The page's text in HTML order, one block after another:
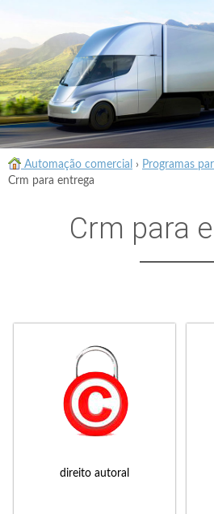
Automação comercial › Programas
Crm para entrega
Crm para
direito autoral